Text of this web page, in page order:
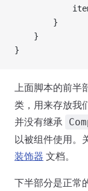
        }
    }
}
上面脚本的前半
类，用来存放我
并没有继承
以被组件使用。
装饰器 文档。
下半部分是正常